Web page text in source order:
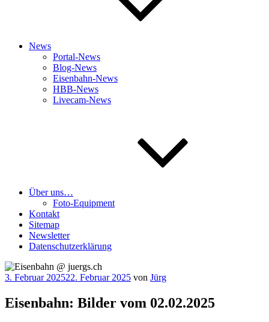
News
Portal-News
Blog-News
Eisenbahn-News
HBB-News
Livecam-News
Über uns…
Foto-Equipment
Kontakt
Sitemap
Newsletter
Datenschutzerklärung
Veröffentlicht
3. Februar 202522. Februar 2025 von Jürg
Eisenbahn: Bilder vom 02.02.2025